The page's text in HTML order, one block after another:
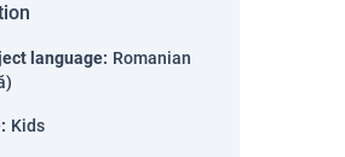
language: Romanian
: Kids